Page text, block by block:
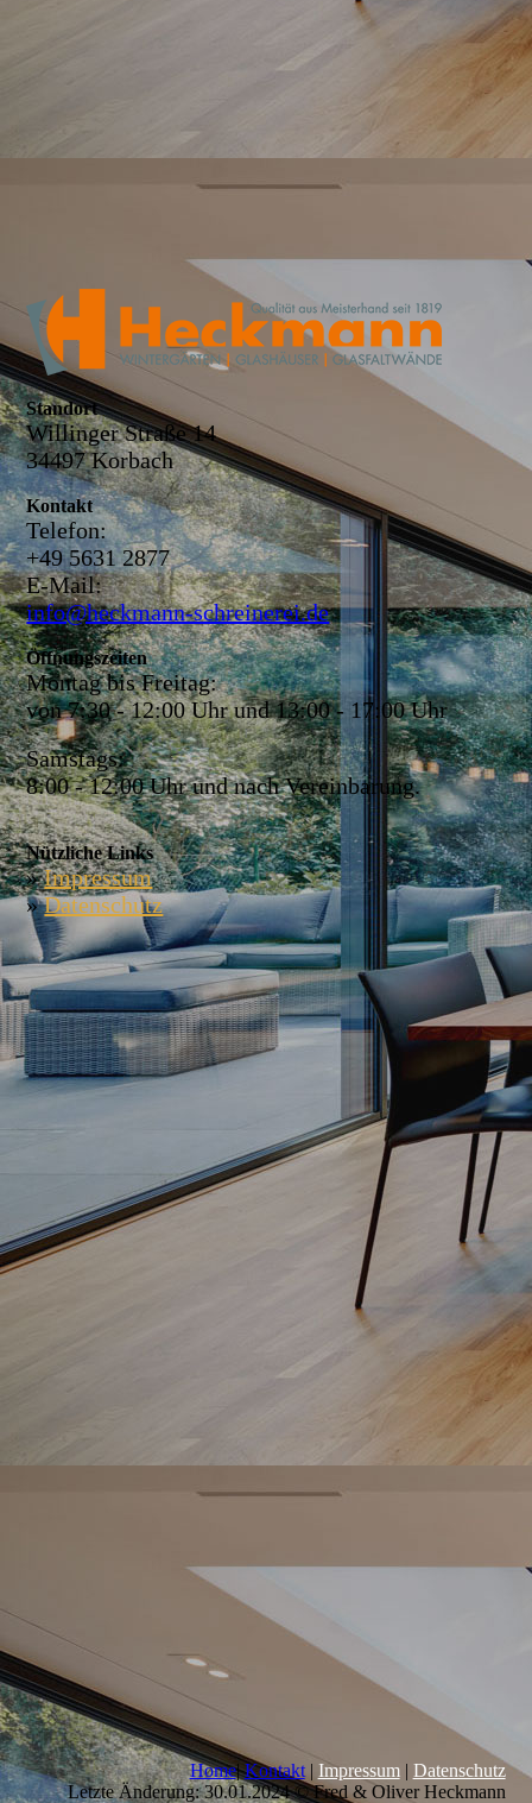
Standort
Willinger Straße 14
34497 Korbach
Kontakt
Telefon:
+49 5631 2877
E-Mail:
info@heckmann-schreinerei.de
Öffnungszeiten
Montag bis Freitag:
von 7:30 - 12:00 Uhr und 13:00 - 17:00 Uhr
Samstags:
8:00 - 12:00 Uhr und nach Vereinbarung.
Nützliche Links
»Impressum
»Datenschutz
Home|Kontakt| Impressum| Datenschutz
Letzte Änderung: 30.01.2024 © Fred & Oliver Heckmann